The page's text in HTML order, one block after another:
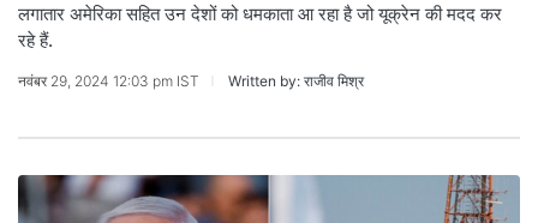
लगातार अमेरिका सहित उन देशों को धमकाता आ रहा है जो यूक्रेन की मदद कर
रहे हैं.
नवंबर 29, 2024 12:03 pm IST Written by: राजीव मिश्र